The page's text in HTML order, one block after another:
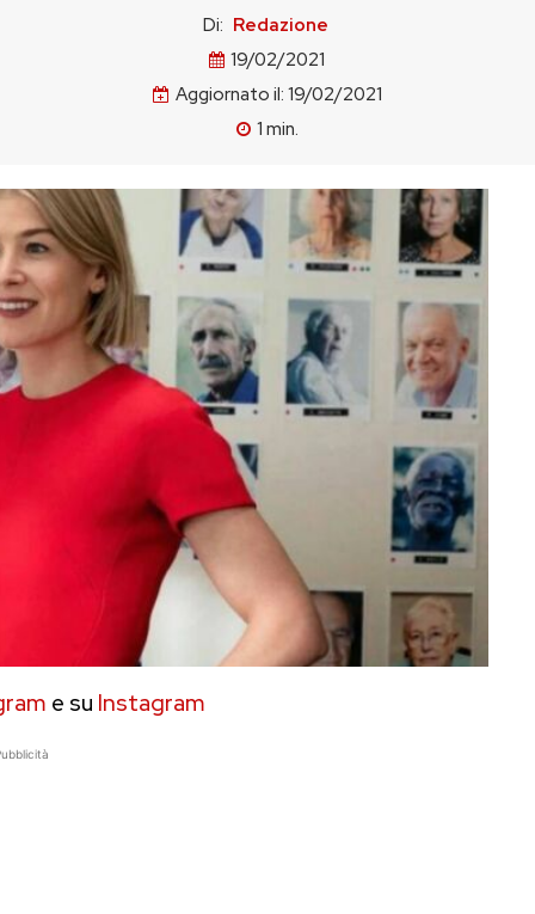
Di: Redazione
19/02/2021
Aggiornato il: 19/02/2021
1 min.
e su Instagram